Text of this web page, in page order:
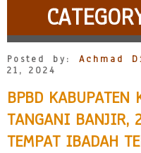
Posted by: Achmad
21, 2024
BPBD KABUPATEN
TANGANI BANJIR,
TEMPAT IBADAH